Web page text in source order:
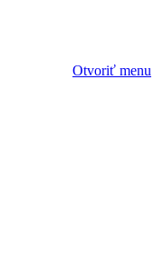
Otvoriť menu